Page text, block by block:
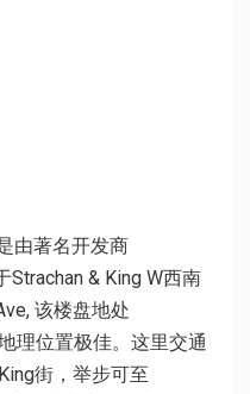
由著名开发商
Strachan & King W西南
, 该楼盘地处
理位置极佳。这里交通
街 ，举步可至